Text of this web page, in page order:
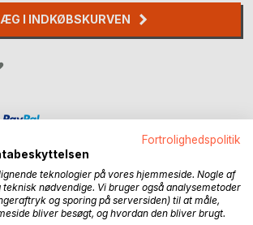
I INDKØBSKURVEN
Fortrolighedspolitik
teknologier på vores hjemmeside. Nogle af
nødvendige. Vi bruger også analysemetoder
og sporing på serversiden) til at måle,
bliver besøgt, og hvordan den bliver brugt.